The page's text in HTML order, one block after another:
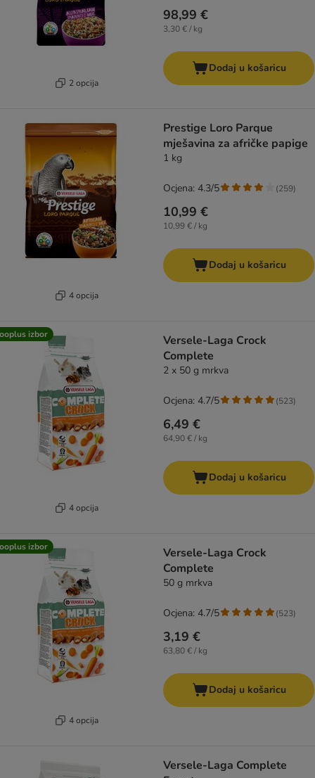
2 opcija
98,99 €
3,30 € / kg
Dodaj u košaricu
4 opcija
Prestige Loro Parque
mješavina za afričke papige
1 kg
10,99 €
10,99 € / kg
Ocjena: 4.3/5 (259)
Dodaj u košaricu
izbor
4 opcija
Versele-Laga Crock
Complete
2 x 50 g mrkva
6,49 €
64,90 € / kg
Ocjena: 4.7/5 (523)
Dodaj u košaricu
izbor
4 opcija
Versele-Laga Crock
Complete
50 g mrkva
3,19 €
63,80 € / kg
Ocjena: 4.7/5 (523)
Dodaj u košaricu
Versele-Laga Complete